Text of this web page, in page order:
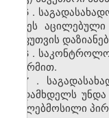
5.
იქნეს
შეფუთვის
6. საკონტროლო
ფორმით.
7.
გადამხდელს
უფლებმოსილი